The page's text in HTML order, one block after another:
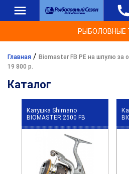
РЫБОЛОВНЫЕ
Главная / Biomaster FB PE на шпулю за
19 800 р.
Каталог
Катушка Shimano
BIOMASTER 2500 FB